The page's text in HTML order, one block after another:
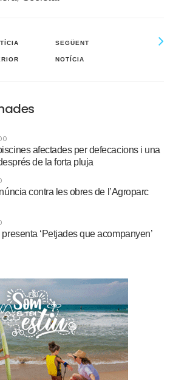
SEGÜENT
NOTÍCIA
afectades per defecacions i una
de la forta pluja
contra les obres de l’Agroparc
‘Petjades que acompanyen’